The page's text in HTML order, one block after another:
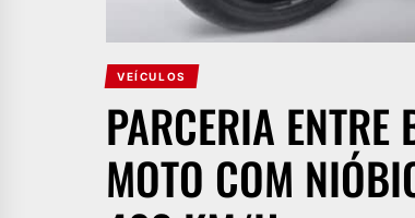
VEÍCULOS
PARCERIA
MOTO COM